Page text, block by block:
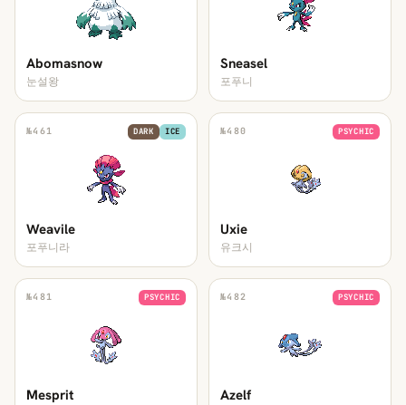
Abomasnow
눈설왕
Sneasel
포푸니
№461 DARK ICE
Weavile
포푸니라
№480 PSYCHIC
Uxie
유크시
№481 PSYCHIC
Mesprit
№482 PSYCHIC
Azelf